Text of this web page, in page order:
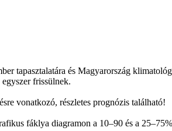
tapasztalatára és Magyarország
frissülnek.
vonatkozó, részletes prognózis található!
fáklya diagramon a 10–90 és a